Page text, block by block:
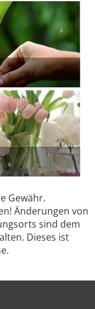
Gewähr.
Änderungen von
sind dem
Dieses ist